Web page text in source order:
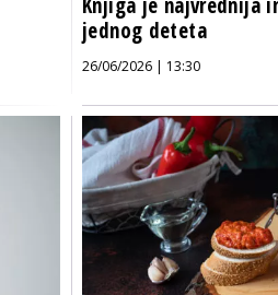
jednog deteta
26/06/2026 | 13:30